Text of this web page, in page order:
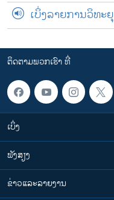
ເບິ່ງລາຍການວິທະຍຸ
ຕິດຕາມພວກເຮົາ ທີ່
ເບິ່ງ
ຟັງສຽງ
ຂ່າວແລະລາຍງານ